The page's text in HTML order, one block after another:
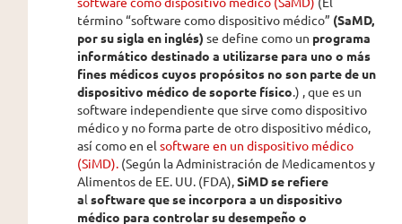
término “software como dispositivo médico” (SaMD,
por su sigla en inglés) se define como un programa
informático destinado a utilizarse para uno o más
fines médicos cuyos propósitos no son parte de un
dispositivo médico de soporte físico.) , que es un
software independiente que sirve como dispositivo
médico y no forma parte de otro dispositivo médico,
así como en el software en un dispositivo médico
(SiMD).(Según la Administración de Medicamentos y
Alimentos de EE. UU. (FDA),SiMD se refiere
al software que se incorpora a un dispositivo
médico para controlar su desempeño o